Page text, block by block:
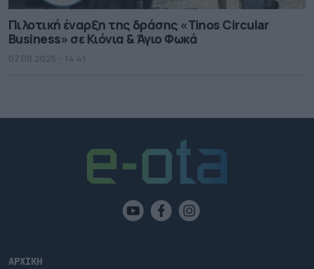
Πιλοτική έναρξη της δράσης «Tinos Circular
Business» σε Κιόνια & Άγιο Φωκά
07.08.2026 - 14.41
ΑΡΧΙΚΗ